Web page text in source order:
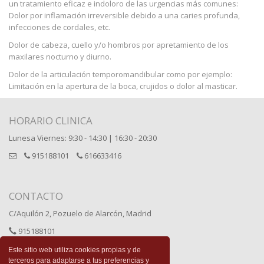
Este sitio web utiliza cookies propias y de
terceros para adaptarse a tus preferencias y
un tratamiento eficaz e indoloro de las urgencias más comunes:
Dolor por inflamación irreversible debido a una caries profunda,
infecciones de cordales, etc.
Dolor de cabeza, cuello y/o hombros por apretamiento de los
maxilares nocturno y diurno.
Dolor de la articulación temporomandibular como por ejemplo:
Limitación en la apertura de la boca, crujidos o dolor al masticar.
HORARIO CLINICA
Lunesa Viernes: 9:30 - 14:30 | 16:30 - 20:30
915188101
616633416
CONTACTO
C/Aquilón 2, Pozuelo de Alarcón, Madrid
915188101
616633416